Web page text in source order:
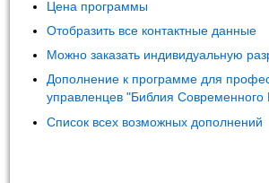
Цена программы
Отобразить все контактные данные
Можно заказать индивидуальную
Дополнение к программе для
управленцев "Библия Современного
Список всех возможных дополнений